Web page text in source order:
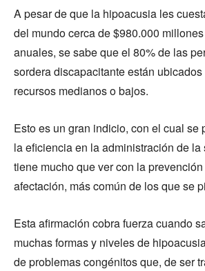
A pesar de que la hipoacusia les
del mundo cerca de $980.000
anuales, se sabe que el 80% de las
sordera discapacitante están
recursos medianos o bajos.
Esto es un gran indicio, con el cual se
la eficiencia en la administración de
tiene mucho que ver con la
afectación, más común de los que se
Esta afirmación cobra fuerza cuando
muchas formas y niveles de
de problemas congénitos que, de ser